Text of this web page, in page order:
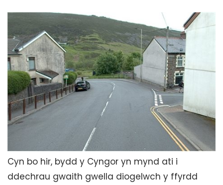
Cyn bo hir, bydd y Cyngor yn mynd ati i
ddechrau gwaith gwella diogelwch y ffyrdd